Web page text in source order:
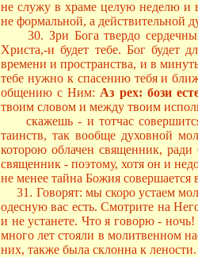
не служу в храме целую неделю и
не формальной, а действительной
30. Зри Бога твердо
Христа,-и будет тебе. Бог будет
времени и пространства, и в
тебе нужно к спасению тебя и
общению с Ним: Аз рех: бози
твоим словом и между твоим
скажешь - и тотчас
таинств, так вообще духовной
которою облачен священник,
священник - поэтому, хотя он и
не менее тайна Божия совершается
31. Говорят: мы скоро устаем
одесную вас есть. Смотрите на
и не устанете. Что я говорю -
много лет стояли в молитвенном
них, также была склонна к